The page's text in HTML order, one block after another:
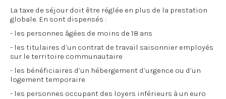
La taxe de séjour doit être réglée en plus de la prestation
globale. En sont dispensés :
- les personnes âgées de moins de 18 ans
- les titulaires d’un contrat de travail saisonnier employés
sur le territoire communautaire
- les bénéficiaires d’un hébergement d’urgence ou d’un
logement temporaire
- les personnes occupant des loyers inférieurs à un euro